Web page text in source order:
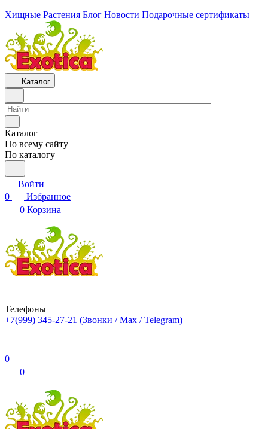
Хищные Растения Блог Новости Подарочные сертификаты
Каталог
Каталог
По всему сайту
По каталогу
Войти
0
Избранное
0 Корзина
Телефоны
+7(999) 345-27-21 (Звонки / Max / Telegram)
0
0